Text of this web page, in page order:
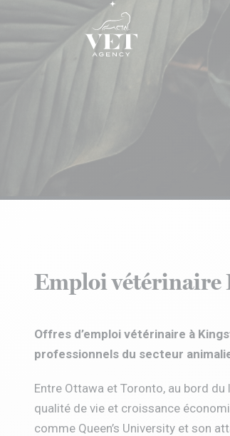
Emploi vétérinaire
Offres d’emploi vétérinaire à
professionnels du secteur
Entre Ottawa et Toronto, au bord
qualité de vie et croissance
comme Queen’s University et son